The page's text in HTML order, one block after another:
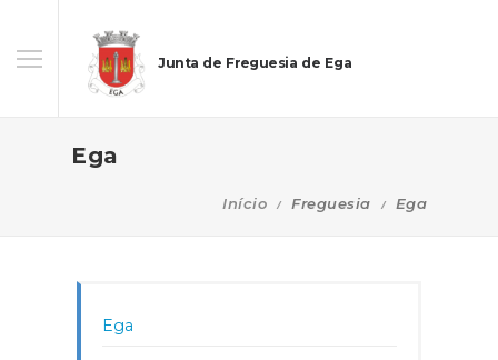
Junta de Freguesia de Ega
Ega
Início Freguesia Ega
Ega